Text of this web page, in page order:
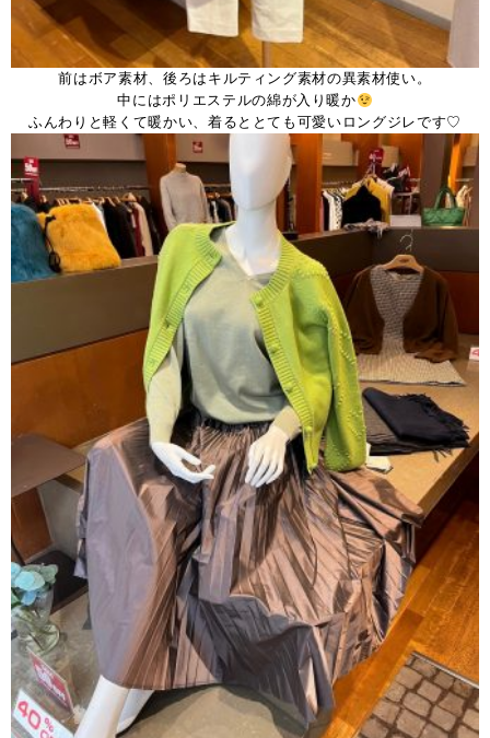
前はボア素材、後ろはキルティング素材の異素材使い。
中にはポリエステルの綿が入り暖か
ふんわりと軽くて暖かい、着るととても可愛いロングジレです♡